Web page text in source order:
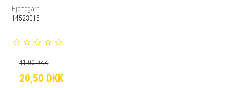
Hjertegarn
14523015
41,00 DKK
20,50 DKK